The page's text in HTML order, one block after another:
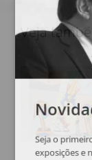
Veja
Seja o
exposições e